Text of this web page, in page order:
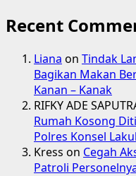
Recent
Liana on Tindak
Bagikan Makan
Kanan – Kanak
RIFKY ADE
Rumah Kosong
Polres Konsel
Kress on Cegah
Patroli